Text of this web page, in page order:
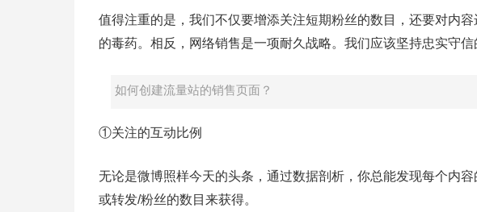
值得注重的是，我们不仅要增添关注短期粉丝的数目，还要对内
的毒药。相反，网络销售是一项耐久战略。我们应该坚持忠实守信
如何创建流量站的销售页面？
①关注的互动比例
无论是微博照样今天的头条，通过数据剖析，你总能发现每个内
或转发/粉丝的数目来获得。